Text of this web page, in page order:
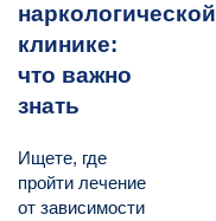
наркологической
клинике:
что важно
знать
Ищете, где
пройти лечение
от зависимости